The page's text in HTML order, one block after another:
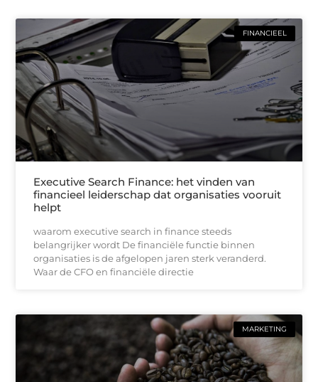
FINANCIEEL
Executive Search Finance: het vinden van
financieel leiderschap dat organisaties vooruit
helpt
waarom executive search in finance steeds
belangrijker wordt De financiële functie binnen
organisaties is de afgelopen jaren sterk veranderd.
Waar de CFO en financiële directie
MARKETING